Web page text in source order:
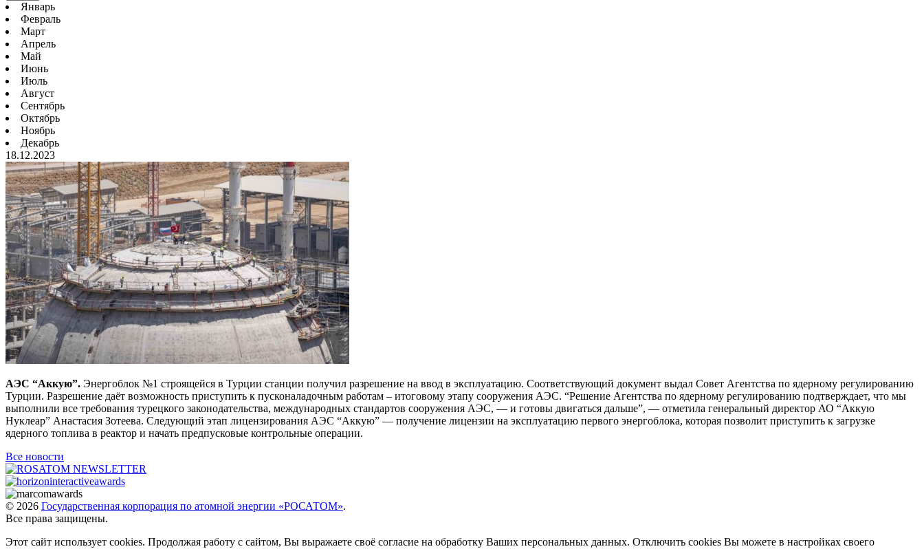
Январь
Февраль
Март
Апрель
Май
Июнь
Июль
Август
Сентябрь
Октябрь
Ноябрь
Декабрь
18.12.2023
АЭС “Аккую”. Энергоблок №1 строящейся в Турции станции получил разрешение на ввод в эксплуатацию. Соответствующий документ выдал Совет Агентства по ядерному регулированию
Турции. Разрешение даёт возможность приступить к пусконаладочным работам – итоговому этапу сооружения АЭC. “Решение Агентства по ядерному регулированию подтверждает, что мы
выполнили все требования турецкого законодательства, международных стандартов сооружения АЭС, — и готовы двигаться дальше”, — отметила генеральный директор АО “Аккую
Нуклеар” Анастасия Зотеева. Следующий этап лицензирования АЭС “Аккую” — получение лицензии на эксплуатацию первого энергоблока, которая позволит приступить к загрузке
ядерного топлива в реактор и начать предпусковые контрольные операции.
Все новости
© 2026 Государственная корпорация по атомной энергии «РОСАТОМ».
Все права защищены.
Этот сайт использует cookies. Продолжая работу с сайтом, Вы выражаете своё согласие на обработку Ваших персональных данных. Отключить cookies Вы можете в настройках своего